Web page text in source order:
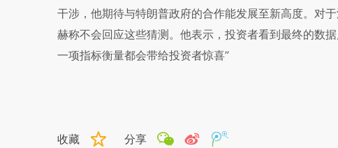
干涉，他期待与特朗普政府的合作能发展至新高度。对
赫称不会回应这些猜测。他表示，投资者看到最终的数
一项指标衡量都会带给投资者惊喜”
收藏 分享